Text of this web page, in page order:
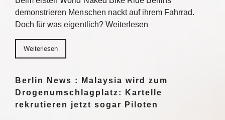
demonstrieren Menschen nackt auf ihrem Fahrrad.
Doch für was eigentlich? Weiterlesen
Weiterlesen
Berlin News : Malaysia wird zum
Drogenumschlagplatz: Kartelle
rekrutieren jetzt sogar Piloten